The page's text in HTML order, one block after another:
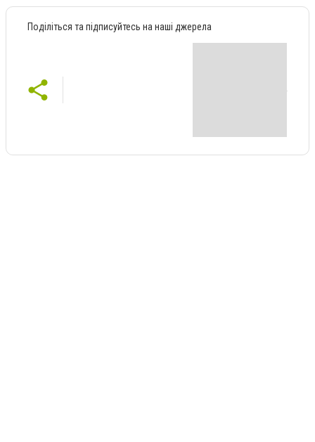
Поділіться та підписуйтесь на наші джерела